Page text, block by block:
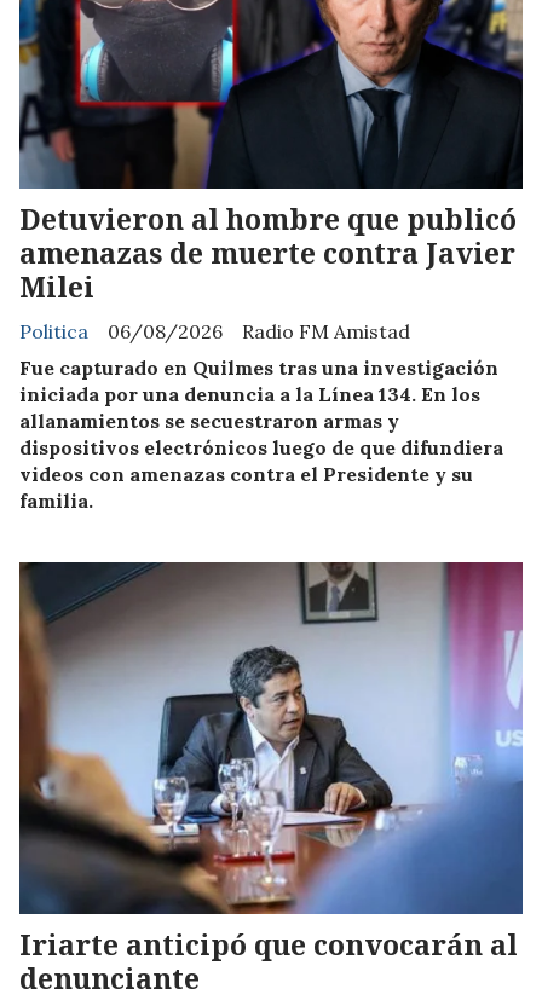
Detuvieron al hombre que publicó
amenazas de muerte contra Javier
Milei
Radio FM Amistad
Politica
06/08/2026
Fue capturado en Quilmes tras una investigación
iniciada por una denuncia a la Línea 134. En los
allanamientos se secuestraron armas y
dispositivos electrónicos luego de que difundiera
videos con amenazas contra el Presidente y su
familia.
Iriarte anticipó que convocarán al
denunciante